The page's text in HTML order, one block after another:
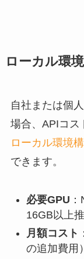
ローカル環
自社または個
場合、APIコス
ローカル環境
できます。
必要GPU
16GB以上推
月額コスト
の追加費用）